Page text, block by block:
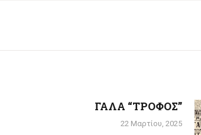
Next
post:
ΓΑΛΑ “ΤΡΟΦΟΣ”
22 Μαρτίου, 2025